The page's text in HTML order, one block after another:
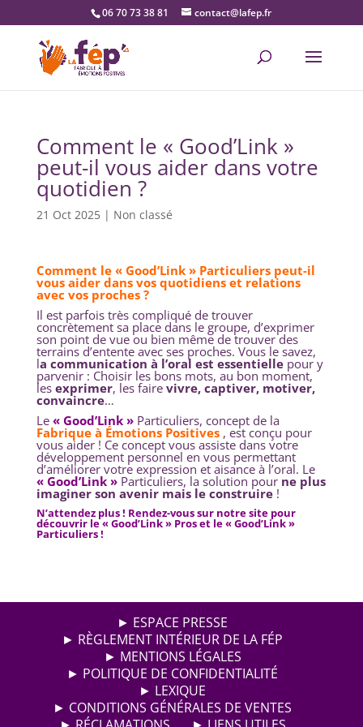
06 70 73 38 81 contact@lafep.fr
Comment le « Good’Link »
peut-il vous aider dans votre
quotidien ?
21 Oct 2025| Non classé
Comment le « Good’Link » Particuliers peut-il
vous aider dans vos quotidiens et relations
avec vos proches ?
Il est parfois très compliqué de trouver
concrètement sa place dans le groupe, d’exprimer
son point de vue ou bien même de trouver des
terrains d’entente avec ses proches. Vous le savez,
la communication à l’oral est essentiellepour y
parvenir : Choisir les bons mots, au bon moment,
les exprimer, les faire vivre, captiver, motiver,
convaincre…
Le « Good’Link »Particuliers, concept de la
Fabrique à Émotions Positives , est conçu pour
vous aider ! Ce concept vous assiste dans votre
développement personnel en vous permettant
d’améliorer votre expression et aisance à l’oral. Le
« Good’Link »Particuliers, la solution pour ne plus
imaginer son avenir mais le construire!
N’attendez plus ! Rendez-vous sur notre site pour
découvrir le « Good’Link » Pros et le « Good’Link »
Particuliers !
► ESPACE PRESSE
► RÈGLEMENT INTÉRIEUR DE LA FÉP
► MENTIONS LÉGALES
► POLITIQUE DE CONFIDENTIALITÉ
► LEXIQUE
► CONDITIONS GÉNÉRALES DE VENTES